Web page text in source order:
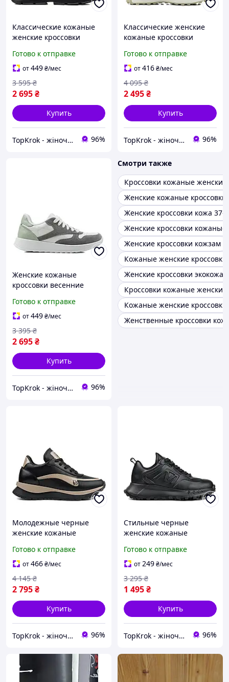
Классические кожаные
женские кроссовки
массивной толстой
подошве и высокой
платформе
Готово к отправке
от449₴/мес
2 695₴
3 595 ₴
Купить
TopKrok - жіноче та чоловіче взуття, жіночі сумки та верхній одяг 96%
Классические женские
кожаные кроссовки
высокой белой подошве и
удобной платформе
Готово к отправке
от416₴/мес
2 495₴
4 095 ₴
Купить
TopKrok - жіноче та чоловіче взуття, жіночі сумки та верхній одяг 96%
Женские кожаные
кроссовки весенние
подошве и удобной
платформе молодежные
Готово к отправке
от449₴/мес
2 695₴
3 395 ₴
Купить
TopKrok - жіноче та чоловіче взуття, жіночі сумки та верхній одяг 96%
Смотри также
Кроссовки кожаные женские
Женские кожаные
Женские кроссовки кожа 37-
Женские кроссовки кожаные
Женские кроссовки кожзам
Кожаные женские
Женские кроссовки экокожа
Кроссовки кожаные
Кожаные женские
Женственные кроссовки
Молодежные черные
женские кожаные
стильной высокой
подошве и толстой
платформе 37 размер
Готово к отправке
от466₴/мес
2 795₴
4 145 ₴
Купить
TopKrok - жіноче та чоловіче взуття, жіночі сумки та верхній одяг 96%
Стильные черные
женские кожаные
толстой массивной
подошве и удобной
платформе со шнурками
Готово к отправке
от249₴/мес
1 495₴
3 295 ₴
Купить
TopKrok - жіноче та чоловіче взуття, жіночі сумки та верхній одяг 96%